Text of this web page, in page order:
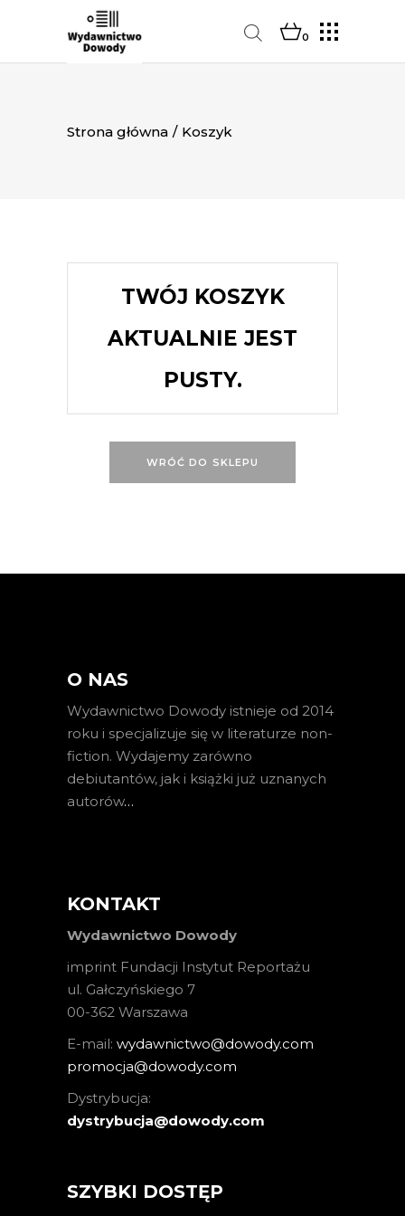
0
Strona główna / Koszyk
TWÓJ KOSZYK
AKTUALNIE JEST
PUSTY.
WRÓĆ DO SKLEPU
O NAS
Wydawnictwo Dowody istnieje od 2014
roku i specjalizuje się w literaturze non-
fiction. Wydajemy zarówno
debiutantów, jak i książki już uznanych
autorów…
KONTAKT
Wydawnictwo Dowody
imprint Fundacji Instytut Reportażu
ul. Gałczyńskiego 7
00-362 Warszawa
E-mail: wydawnictwo@dowody.com
promocja@dowody.com
Dystrybucja:
dystrybucja@dowody.com
SZYBKI DOSTĘP